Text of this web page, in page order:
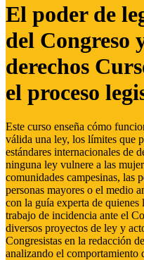
El poder de
del Congreso
derechos
el proceso
Este curso enseña cómo
válida una ley, los límites que
estándares internacionales de
ninguna ley vulnere a las
comunidades campesinas, las
personas mayores o el medio
con la guía experta de quienes
trabajo de incidencia ante el
diversos proyectos de ley y
Congresistas en la redacción
analizando el comportamiento